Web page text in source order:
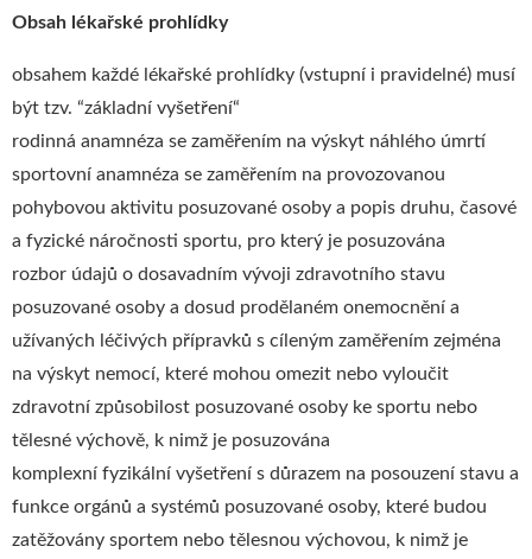
Obsah lékařské prohlídky
obsahem každé lékařské prohlídky (vstupní i pravidelné) musí
být tzv. “základní vyšetření“
rodinná anamnéza se zaměřením na výskyt náhlého úmrtí
sportovní anamnéza se zaměřením na provozovanou
pohybovou aktivitu posuzované osoby a popis druhu, časové
a fyzické náročnosti sportu, pro který je posuzována
rozbor údajů o dosavadním vývoji zdravotního stavu
posuzované osoby a dosud prodělaném onemocnění a
užívaných léčivých přípravků s cíleným zaměřením zejména
na výskyt nemocí, které mohou omezit nebo vyloučit
zdravotní způsobilost posuzované osoby ke sportu nebo
tělesné výchově, k nimž je posuzována
komplexní fyzikální vyšetření s důrazem na posouzení stavu a
funkce orgánů a systémů posuzované osoby, které budou
zatěžovány sportem nebo tělesnou výchovou, k nimž je